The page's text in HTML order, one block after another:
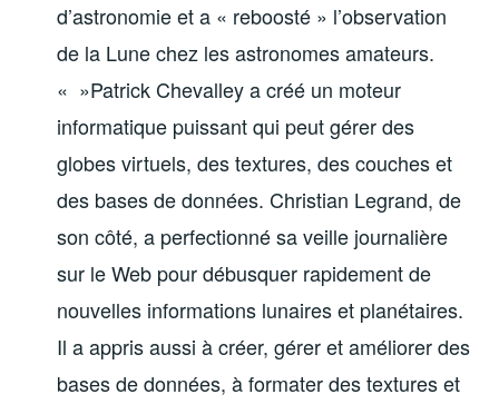
d’astronomie et a « reboosté » l’observation
de la Lune chez les astronomes amateurs.
« »Patrick Chevalley a créé un moteur
informatique puissant qui peut gérer des
globes virtuels, des textures, des couches et
des bases de données. Christian Legrand, de
son côté, a perfectionné sa veille journalière
sur le Web pour débusquer rapidement de
nouvelles informations lunaires et planétaires.
Il a appris aussi à créer, gérer et améliorer des
bases de données, à formater des textures et